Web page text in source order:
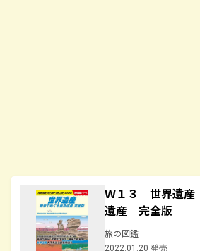
Ｗ１３ 世界遺産
遺産 完全版
旅の図鑑
2022.01.20 発売